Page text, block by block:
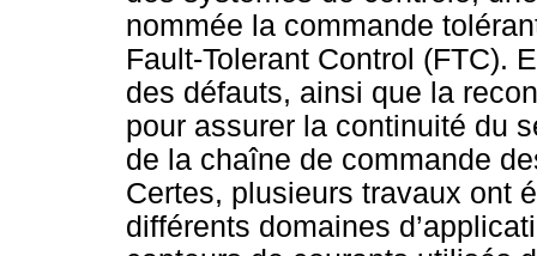
nommée la commande
Fault-Tolerant Control (FTC).
des défauts, ainsi que la
pour assurer la continuité du
de la chaîne de commande
Certes, plusieurs travaux ont
différents domaines